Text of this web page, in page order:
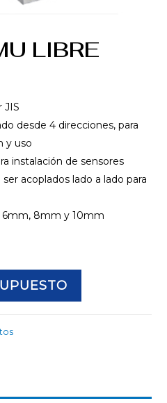
LIBRE
JIS
desde 4 direcciones, para
y uso
instalación de sensores
acoplados lado a lado para
6mm, 8mm y 10mm